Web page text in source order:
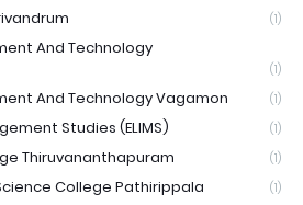
(1)
And Technology
(1)
And Technology Vagamon (1)
Studies (ELIMS) (1)
Thiruvananthapuram (1)
College Pathirippala (1)